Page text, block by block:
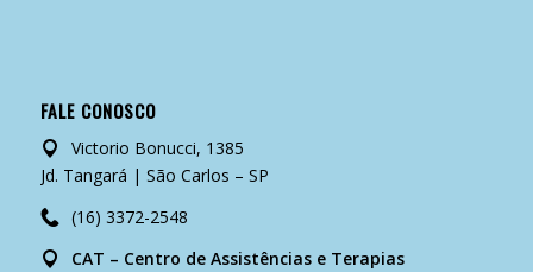
FALE CONOSCO
Victorio Bonucci, 1385
Jd. Tangará | São Carlos – SP
(16) 3372-2548
CAT – Centro de Assistências e Terapias